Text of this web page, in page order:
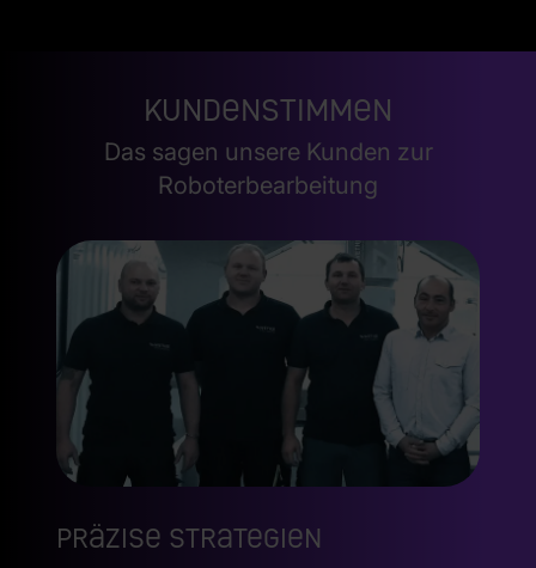
Kundenstimmen
Das sagen unsere Kunden zur
Roboterbearbeitung
Präzise Strategien